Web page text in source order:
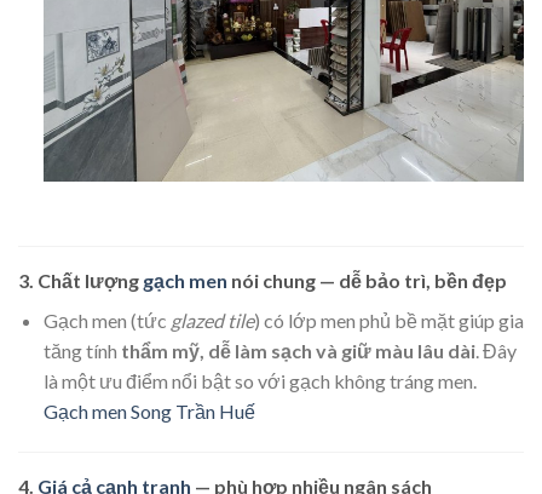
3. Chất lượng gạch men nói chung — dễ bảo trì, bền đẹp
Gạch men (tức glazed tile) có lớp men phủ bề mặt giúp gia
tăng tính thẩm mỹ, dễ làm sạch và giữ màu lâu dài. Đây
là một ưu điểm nổi bật so với gạch không tráng men.
Gạch men Song Trần Huế
4. Giá cả cạnh tranh — phù hợp nhiều ngân sách